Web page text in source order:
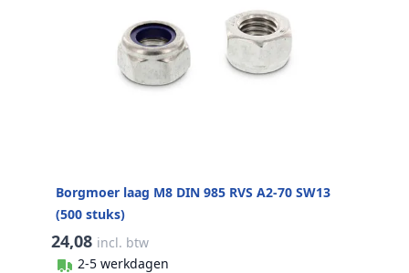
Borgmoer laag M8 DIN 985 RVS A2-70 SW13
(500 stuks)
24,08 incl. btw
2-5 werkdagen